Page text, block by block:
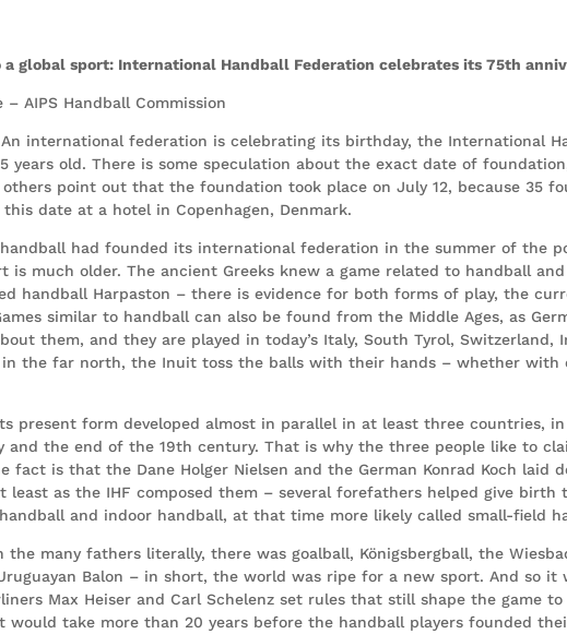
global sport: International Handball Federation celebrates its 75th
– AIPS Handball Commission
An international federation is celebrating its birthday, the International
years old. There is some speculation about the exact date of
others point out that the foundation took place on July 12, because 35
date at a hotel in Copenhagen, Denmark.
had founded its international federation in the summer of the
is much older. The ancient Greeks knew a game related to handball
handball Harpaston – there is evidence for both forms of play, the
similar to handball can also be found from the Middle Ages, as
them, and they are played in today’s Italy, South Tyrol, Switzerland,
in the far north, the Inuit toss the balls with their hands – whether with
present form developed almost in parallel in at least three countries, in
and the end of the 19th century. That is why the three people like to
fact is that the Dane Holger Nielsen and the German Konrad Koch laid
least as the IHF composed them – several forefathers helped give birth
and indoor handball, at that time more likely called small-field
many fathers literally, there was goalball, Königsbergball, the
Balon – in short, the world was ripe for a new sport. And so it
Max Heiser and Carl Schelenz set rules that still shape the game
would take more than 20 years before the handball players founded